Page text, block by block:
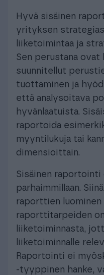
Hyvä sisäinen
yrityksen
liiketoimintaa ja
Sen perustana ovat
suunnitellut
tuottaminen ja
että analysoitava
hyvänlaatuista.
raportoida
myyntilukuja tai
dimensioittain.
Sisäinen
parhaimmillaan.
raporttien luominen
raporttitarpeiden
liiketoiminnasta,
liiketoiminnalle
Raportointi ei
-tyyppinen hanke,